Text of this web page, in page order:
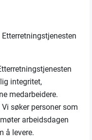
integritet,
medarbeidere.
søker personer som
arbeidsdagen
å levere.